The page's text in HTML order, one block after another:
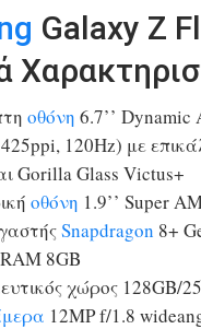
Galaxy Z
οθόνη 6.7’’
120Hz) με
Gorilla Glass Victus+
οθόνη 1.9’’ Super
Snapdragon 8+
RAM 8GB
χώρος 128GB/
12MP f/1.8